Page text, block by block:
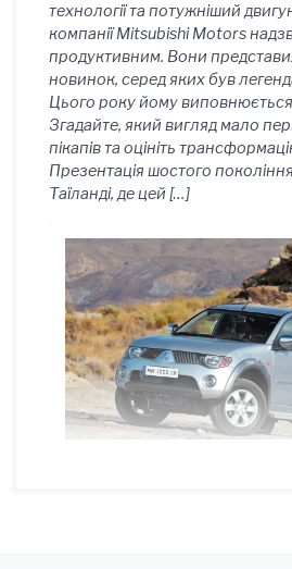
технології та потужніший
компанії Mitsubishi Motors
продуктивним. Вони
новинок, серед яких був
Цього року йому виповнюється
Згадайте, який вигляд мало
пікапів та оцініть
Презентація шостого
Таїланді, де цей […]